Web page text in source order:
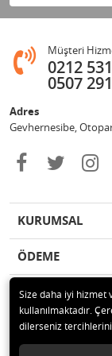
Müşteri
0212
0507
Adres
Gevhernesibe,
KURUMSAL
ÖDEME
İLETİŞİM
© 2020 Çağrı
Size daha iyi
kullanılmaktadır.
dilerseniz